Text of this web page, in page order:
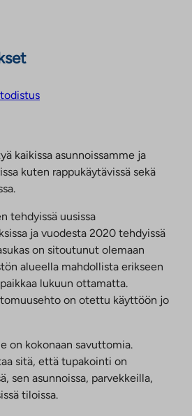
kaikissa asunnoissamme ja
kuten rappukäytävissä sekä
tehdyissä uusissa
ja vuodesta 2020 tehdyissä
on sitoutunut olemaan
alueella mahdollista erikseen
lukuun ottamatta.
on otettu käyttöön jo
on kokonaan savuttomia.
sitä, että tupakointi on
sen asunnoissa, parvekkeilla,
tiloissa.